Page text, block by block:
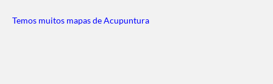
Temos muitos mapas de Acupuntura